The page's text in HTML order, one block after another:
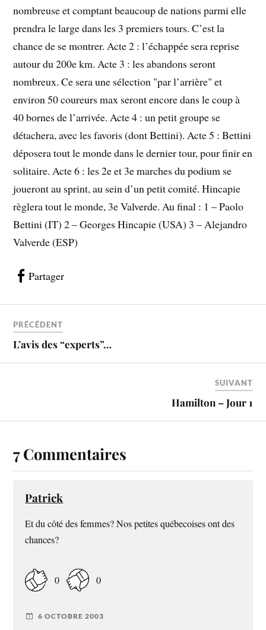
nombreuse et comptant beaucoup de nations parmi elle
prendra le large dans les 3 premiers tours. C’est la
chance de se montrer. Acte 2 : l’échappée sera reprise
autour du 200e km. Acte 3 : les abandons seront
nombreux. Ce sera une sélection "par l’arrière" et
environ 50 coureurs max seront encore dans le coup à
40 bornes de l’arrivée. Acte 4 : un petit groupe se
détachera, avec les favoris (dont Bettini). Acte 5 : Bettini
déposera tout le monde dans le dernier tour, pour finir en
solitaire. Acte 6 : les 2e et 3e marches du podium se
joueront au sprint, au sein d’un petit comité. Hincapie
règlera tout le monde, 3e Valverde. Au final : 1 – Paolo
Bettini (IT) 2 – Georges Hincapie (USA) 3 – Alejandro
Valverde (ESP)
Partager
PRÉCÉDENT
L’avis des “experts”…
SUIVANT
Hamilton – Jour 1
7 Commentaires
Patrick
Et du côté des femmes? Nos petites québecoises ont des
chances?
0 0
6 OCTOBRE 2003